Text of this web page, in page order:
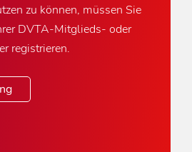
zu können, müssen Sie
DVTA-Mitglieds- oder
registrieren.